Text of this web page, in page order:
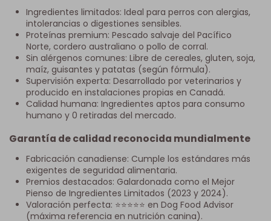
Ingredientes limitados: Ideal para perros con alergias,
intolerancias o digestiones sensibles.
Proteínas premium: Pescado salvaje del Pacífico
Norte, cordero australiano o pollo de corral.
Sin alérgenos comunes: Libre de cereales, gluten, soja,
maíz, guisantes y patatas (según fórmula).
Supervisión experta: Desarrollado por veterinarios y
producido en instalaciones propias en Canadá.
Calidad humana: Ingredientes aptos para consumo
humano y 0 retiradas del mercado.
Garantía de calidad reconocida mundialmente
Fabricación canadiense: Cumple los estándares más
exigentes de seguridad alimentaria.
Premios destacados: Galardonada como el Mejor
Pienso de Ingredientes Limitados (2023 y 2024).
Valoración perfecta: ⭐⭐⭐⭐⭐ en Dog Food Advisor
(máxima referencia en nutrición canina).